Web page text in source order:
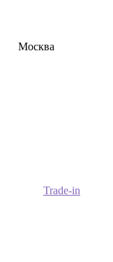
Москва
Trade-in